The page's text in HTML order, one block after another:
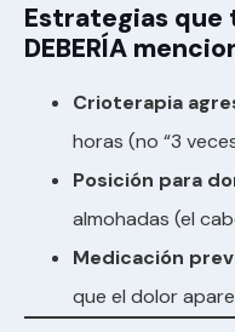
Estrategias
DEBERÍA
Crioterapia
horas (no “3
Posición para
almohadas (el
Medicación
que el dolor